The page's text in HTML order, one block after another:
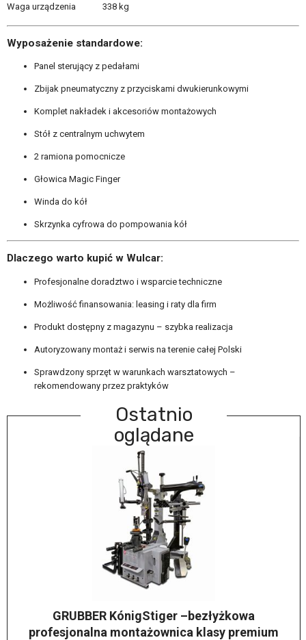
Waga urządzenia
338 kg
Wyposażenie standardowe:
Panel sterujący z pedałami
Zbijak pneumatyczny z przyciskami dwukierunkowymi
Komplet nakładek i akcesoriów montażowych
Stół z centralnym uchwytem
2 ramiona pomocnicze
Głowica Magic Finger
Winda do kół
Skrzynka cyfrowa do pompowania kół
Dlaczego warto kupić w Wulcar:
Profesjonalne doradztwo i wsparcie techniczne
Możliwość finansowania: leasing i raty dla firm
Produkt dostępny z magazynu – szybka realizacja
Autoryzowany montaż i serwis na terenie całej Polski
Sprawdzony sprzęt w warunkach warsztatowych –
rekomendowany przez praktyków
Ostatnio
oglądane
GRUBBER KónigStiger –bezłyżkowa
profesjonalna montażownica klasy premium